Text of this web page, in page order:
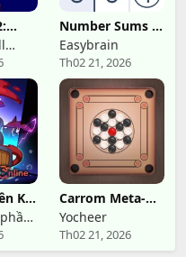
Number Sums -
Game Xếp Số
Easybrain
Th02 21, 2026
Khí Carrom Meta-
Board Disc Game
Yocheer
Th02 21, 2026